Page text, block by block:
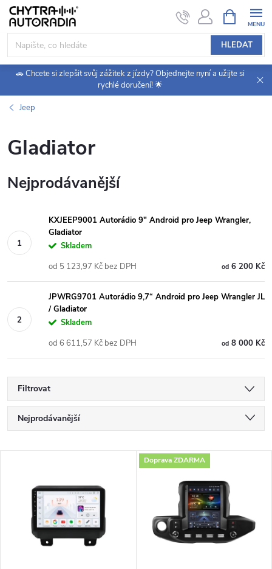
Přejít
obsah
HLEDAT
NÁKUPNÍ
KOŠÍK
🚗 Chcete si zlepšit svůj zážitek z jízdy? Objednejte nyní a užijte si
rychlé doručení! 🌟
Jeep
Gladiator
Nejprodávanější
KXJEEP9001 Autorádio 9" Android pro Jeep Wrangler,
Gladiator
Skladem
od6 200 Kč
od 5 123,97 Kč bez DPH
JPWRG9701 Autorádio 9,7“ Android pro Jeep Wrangler JL
/ Gladiator
Skladem
od8 000 Kč
od 6 611,57 Kč bez DPH
Filtrovat
Ř
a
Nejprodávanější
Abecedně
Doprava ZDARMA